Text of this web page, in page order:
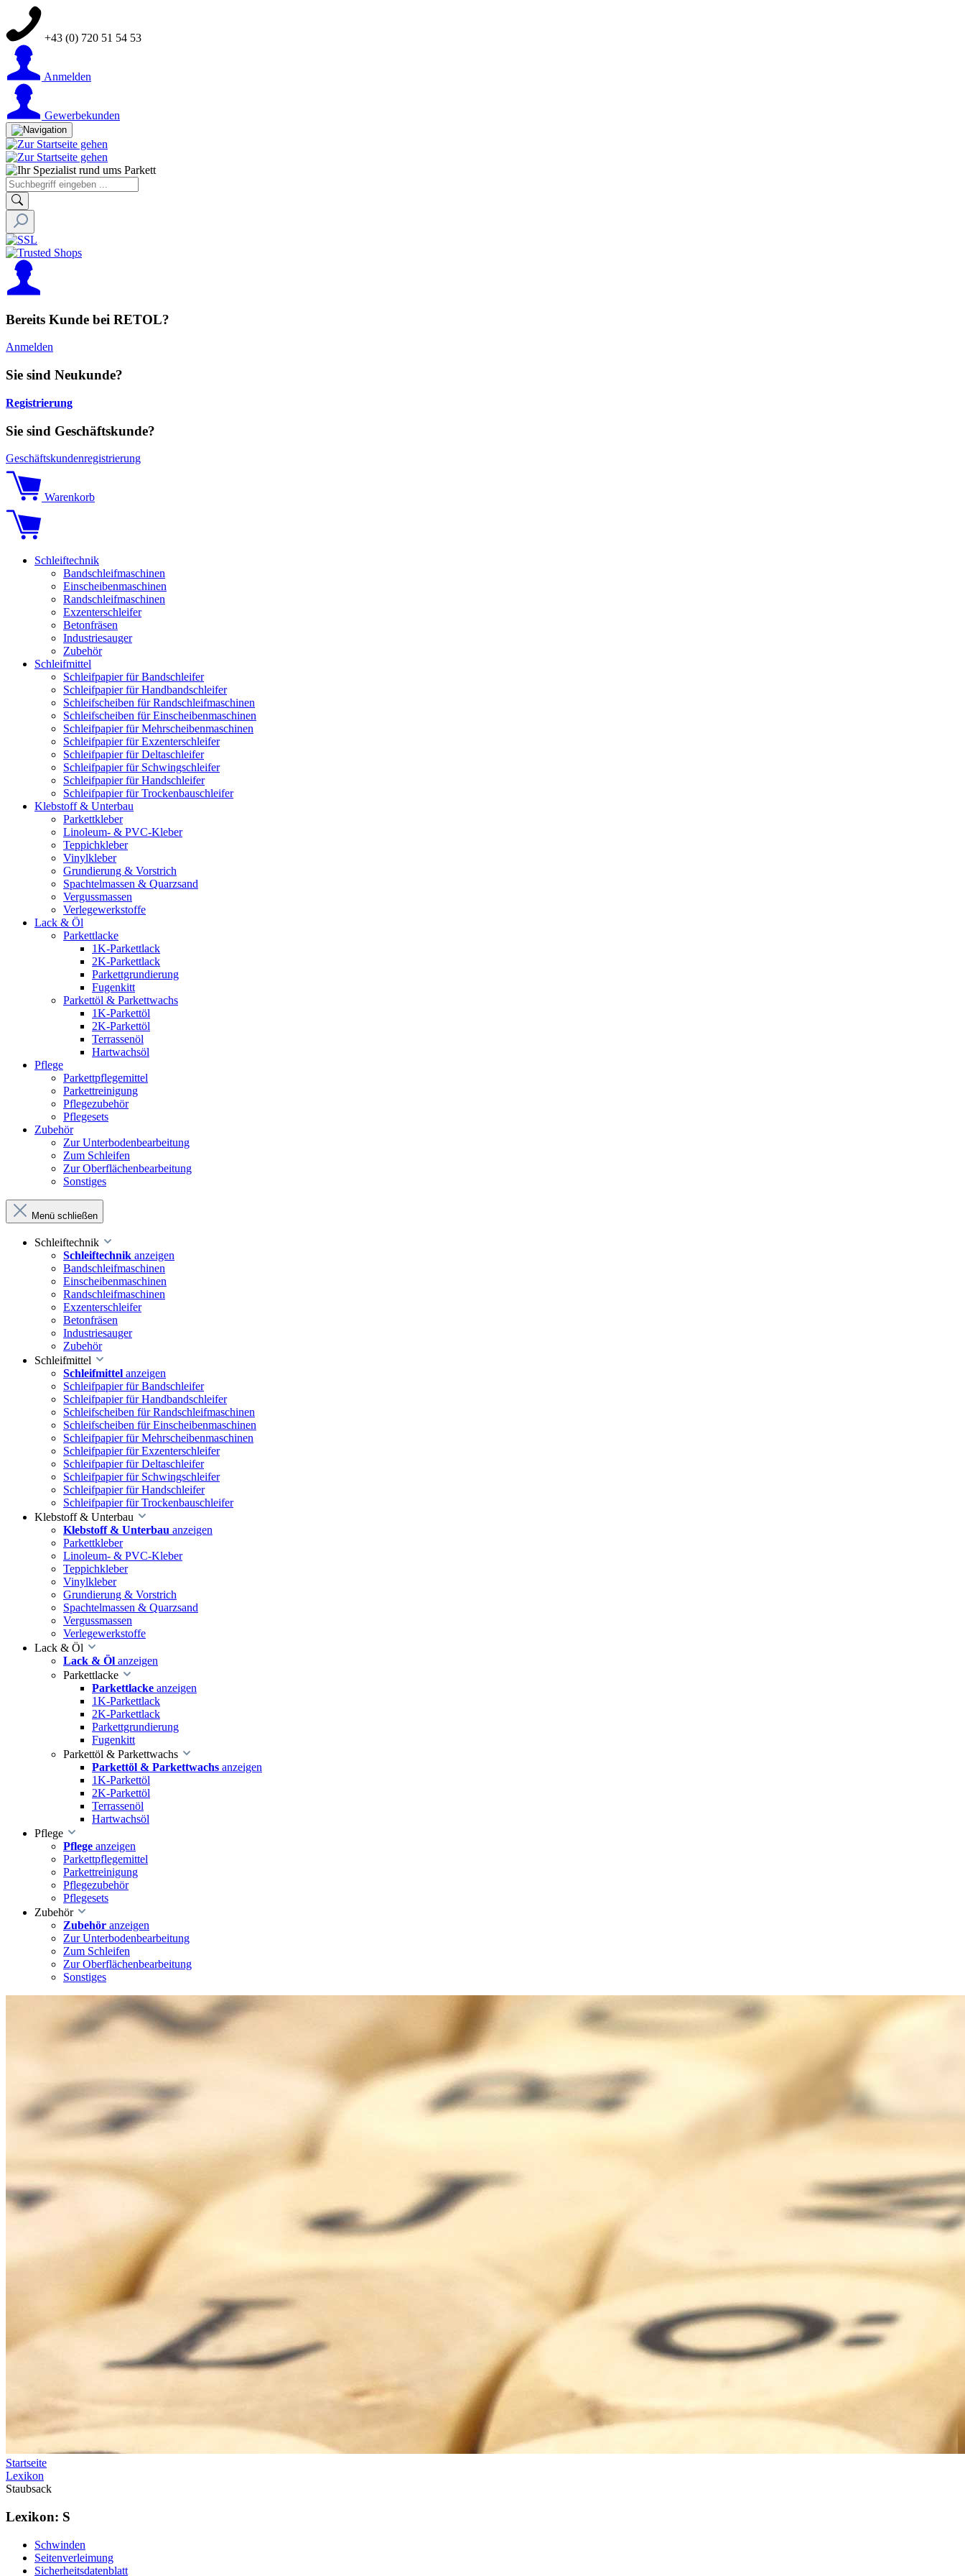
+43 (0) 720 51 54 53
Anmelden
Gewerbekunden
Bereits Kunde bei RETOL?
Anmelden
Sie sind Neukunde?
Registrierung
Sie sind Geschäftskunde?
Geschäftskundenregistrierung
Warenkorb
Schleiftechnik
Bandschleifmaschinen
Einscheibenmaschinen
Randschleifmaschinen
Exzenterschleifer
Betonfräsen
Industriesauger
Zubehör
Schleifmittel
Schleifpapier für Bandschleifer
Schleifpapier für Handbandschleifer
Schleifscheiben für Randschleifmaschinen
Schleifscheiben für Einscheibenmaschinen
Schleifpapier für Mehrscheibenmaschinen
Schleifpapier für Exzenterschleifer
Schleifpapier für Deltaschleifer
Schleifpapier für Schwingschleifer
Schleifpapier für Handschleifer
Schleifpapier für Trockenbauschleifer
Klebstoff & Unterbau
Parkettkleber
Linoleum- & PVC-Kleber
Teppichkleber
Vinylkleber
Grundierung & Vorstrich
Spachtelmassen & Quarzsand
Vergussmassen
Verlegewerkstoffe
Lack & Öl
Parkettlacke
1K-Parkettlack
2K-Parkettlack
Parkettgrundierung
Fugenkitt
Parkettöl & Parkettwachs
1K-Parkettöl
2K-Parkettöl
Terrassenöl
Hartwachsöl
Pflege
Parkettpflegemittel
Parkettreinigung
Pflegezubehör
Pflegesets
Zubehör
Zur Unterbodenbearbeitung
Zum Schleifen
Zur Oberflächenbearbeitung
Sonstiges
Menü schließen
Schleiftechnik
Schleiftechnik anzeigen
Bandschleifmaschinen
Einscheibenmaschinen
Randschleifmaschinen
Exzenterschleifer
Betonfräsen
Industriesauger
Zubehör
Schleifmittel
Schleifmittel anzeigen
Schleifpapier für Bandschleifer
Schleifpapier für Handbandschleifer
Schleifscheiben für Randschleifmaschinen
Schleifscheiben für Einscheibenmaschinen
Schleifpapier für Mehrscheibenmaschinen
Schleifpapier für Exzenterschleifer
Schleifpapier für Deltaschleifer
Schleifpapier für Schwingschleifer
Schleifpapier für Handschleifer
Schleifpapier für Trockenbauschleifer
Klebstoff & Unterbau
Klebstoff & Unterbau anzeigen
Parkettkleber
Linoleum- & PVC-Kleber
Teppichkleber
Vinylkleber
Grundierung & Vorstrich
Spachtelmassen & Quarzsand
Vergussmassen
Verlegewerkstoffe
Lack & Öl
Lack & Öl anzeigen
Parkettlacke
Parkettlacke anzeigen
1K-Parkettlack
2K-Parkettlack
Parkettgrundierung
Fugenkitt
Parkettöl & Parkettwachs
Parkettöl & Parkettwachs anzeigen
1K-Parkettöl
2K-Parkettöl
Terrassenöl
Hartwachsöl
Pflege
Pflege anzeigen
Parkettpflegemittel
Parkettreinigung
Pflegezubehör
Pflegesets
Zubehör
Zubehör anzeigen
Zur Unterbodenbearbeitung
Zum Schleifen
Zur Oberflächenbearbeitung
Sonstiges
Startseite
Lexikon
Staubsack
Lexikon: S
Schwinden
Seitenverleimung
Sicherheitsdatenblatt